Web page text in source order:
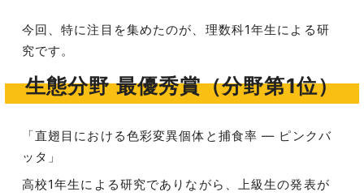
今回、特に注目を集めたのが、理数科1年生による研
究です。
生態分野 最優秀賞（分野第1位）
「直翅目における色彩変異個体と捕食率 ― ピンクバ
ッタ」
高校1年生による研究でありながら、上級生の発表が